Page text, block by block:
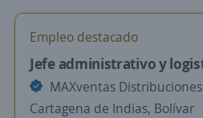
Empleo destacado
Jefe administrativo y
MAXventas Distribuciones
Cartagena de Indias, Bolívar